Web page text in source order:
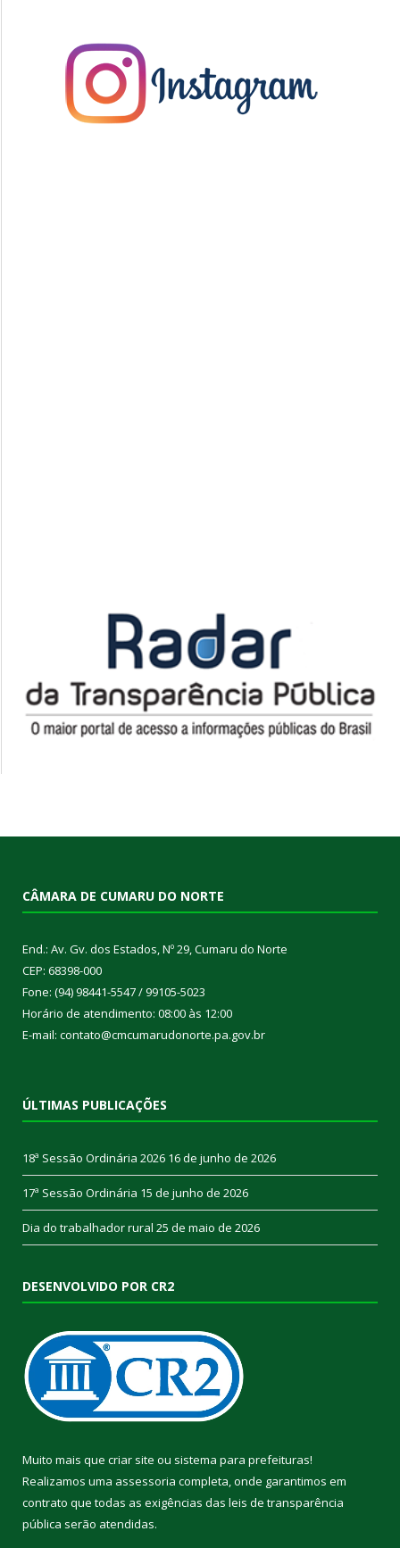
CÂMARA DE CUMARU DO NORTE
End.: Av. Gv. dos Estados, Nº 29, Cumaru do Norte
CEP: 68398-000
Fone: (94) 98441-5547 / 99105-5023
Horário de atendimento: 08:00 às 12:00
E-mail: contato@cmcumarudonorte.pa.gov.br
ÚLTIMAS PUBLICAÇÕES
18ª Sessão Ordinária 2026 16 de junho de 2026
17ª Sessão Ordinária 15 de junho de 2026
Dia do trabalhador rural 25 de maio de 2026
DESENVOLVIDO POR CR2
Muito mais que criar site ou sistema para prefeituras!
Realizamos uma assessoria completa, onde garantimos em
contrato que todas as exigências das leis de transparência
pública serão atendidas.